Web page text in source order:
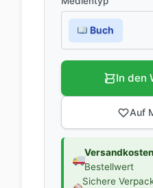
Buch
In den
Auf
Bestellwert
Sichere